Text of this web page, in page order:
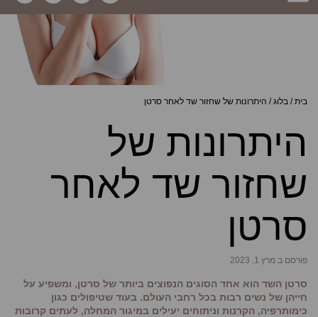
בית/ בלוג/ היתרונות של שחזור שד לאחר סרטן
היתרונות של
שחזור שד לאחר
סרטן
פורסם ב מרץ 1, 2023
סרטן השד הוא אחד הסוגים הנפוצים ביותר של סרטן, ומשפיע על
חייהן של נשים רבות בכל רחבי העולם. בעוד שטיפולים כגון
כימותרפיה, הקרנות וניתוחים יעילים במיגור המחלה, לעתים קרובות